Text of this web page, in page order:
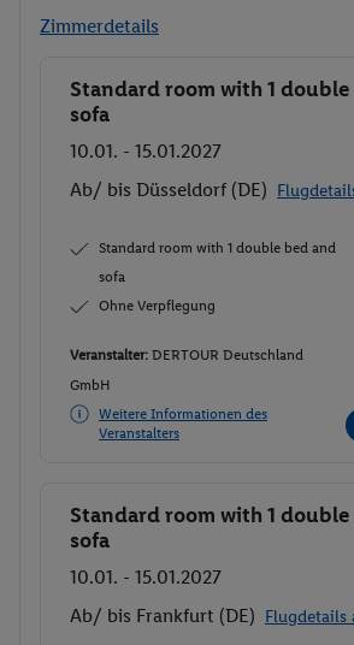
Zimmerdetails
Buchen
Standard room with 1
sofa
10.01. - 15.01.2027
Ab/ bis Düsseldorf (DE)
Standard room with 1 double bed and
sofa
Ohne Verpflegung
Veranstalter: DERTOUR Deutschland
GmbH
Weitere Informationen des
Veranstalters
Buchen
Standard room with 1
sofa
10.01. - 15.01.2027
Ab/ bis Frankfurt (DE) Flugdetails